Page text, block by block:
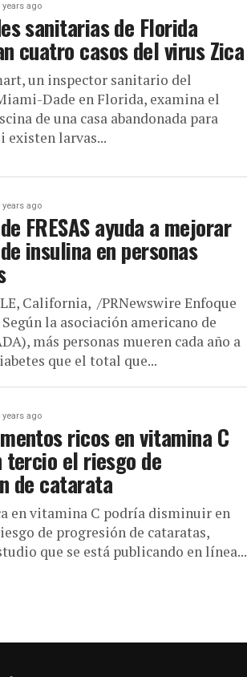
years ago
sanitarias de Florida
cuatro casos del virus Zica
un inspector sanitario del
Dade en Florida, examina el
de una casa abandonada para
existen larvas...
years ago
FRESAS ayuda a mejorar
insulina en personas
California, /PRNewswire Enfoque
la asociación americano de
más personas mueren cada año a
que el total que...
years ago
ricos en vitamina C
tercio el riesgo de
de catarata
en vitamina C podría disminuir en
de progresión de cataratas,
que se está publicando en línea...